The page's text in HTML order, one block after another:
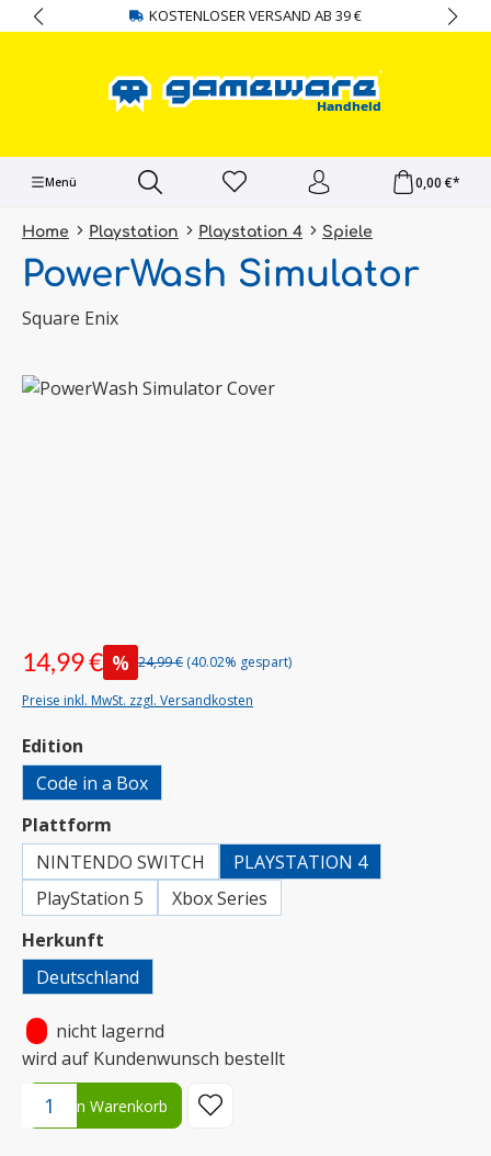
springen KOSTENLOSER VERSAND AB 39 €
Menü 0,00 €*
Home Playstation Playstation 4 Spiele
PowerWash Simulator
Square Enix
Bildergalerie überspringen
14,99 € % 24,99 € (40.02% gespart)
Preise inkl. MwSt. zzgl. Versandkosten
Edition
Code in a Box
Plattform
NINTENDO SWITCH
PLAYSTATION 4
PlayStation 5
Xbox Series
Herkunft
Deutschland
nicht lagernd
wird auf Kundenwunsch bestellt
Produkt Anzahl: Gib den gewünschten Wert ein oder benutze
In den Warenkorb